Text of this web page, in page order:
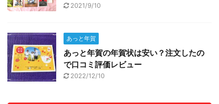
2021/9/10
あっと年賀
あっと年賀の年賀状は安い？注文したの
で口コミ評価レビュー
2022/12/10